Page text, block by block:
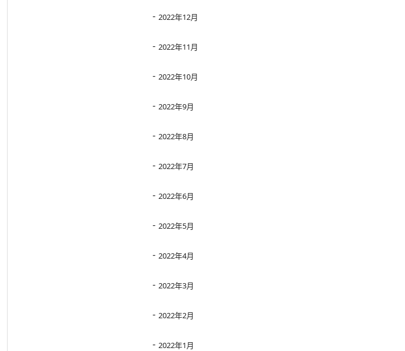
2022年12月
2022年11月
2022年10月
2022年9月
2022年8月
2022年7月
2022年6月
2022年5月
2022年4月
2022年3月
2022年2月
2022年1月